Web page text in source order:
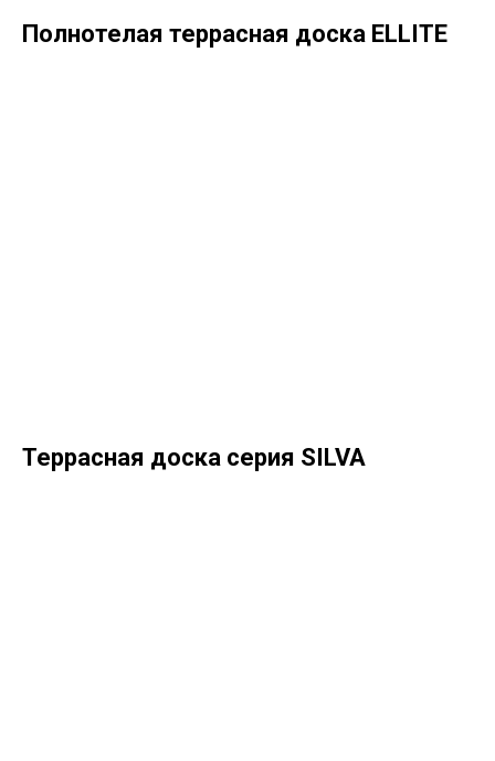
Полнотелая террасная доска ELLITE
Террасная доска серия SILVA